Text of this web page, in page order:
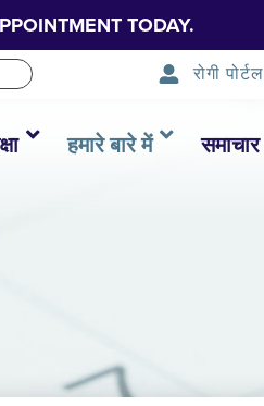
TODAY.
रोगी पोर्टल
हमारे बारे में समाचार